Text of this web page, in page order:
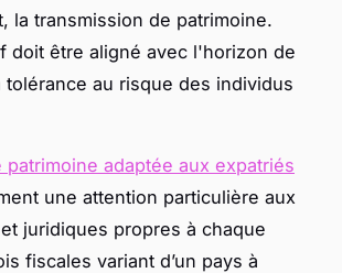
la transmission de patrimoine.
doit être aligné avec l'horizon de
tolérance au risque des individus
patrimoine adaptée aux expatriés
une attention particulière aux
juridiques propres à chaque
fiscales variant d’un pays à